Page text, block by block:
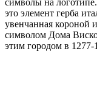
символы на
это элемент герба
увенчанная короной
символом Дома
этим городом в 1277-